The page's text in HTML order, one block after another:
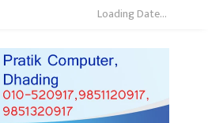
Loading Date...